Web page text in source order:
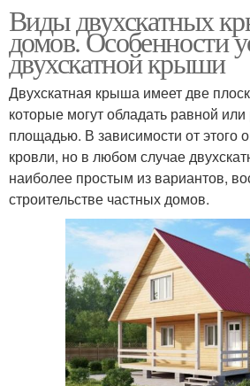
Виды двухскатных
домов. Особенности
двухскатной крыши
Двухскатная крыша имеет две
которые могут обладать равной
площадью. В зависимости от этого
кровли, но в любом случае
наиболее простым из вариантов,
строительстве частных домов.